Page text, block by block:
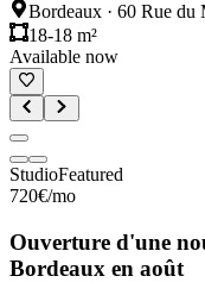
Bordeaux · 60 Rue du
18-18 m²
Available now
StudioFeatured
720€/mo
Ouverture d'une
Bordeaux en août